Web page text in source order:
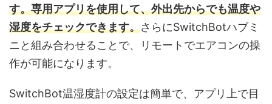
す。専用アプリを使用して、外出先からでも温度や
湿度をチェックできます。さらにSwitchBotハブミ
ニと組み合わせることで、リモートでエアコンの操
作が可能になります。
SwitchBot温湿度計の設定は簡単で、アプリ上で目